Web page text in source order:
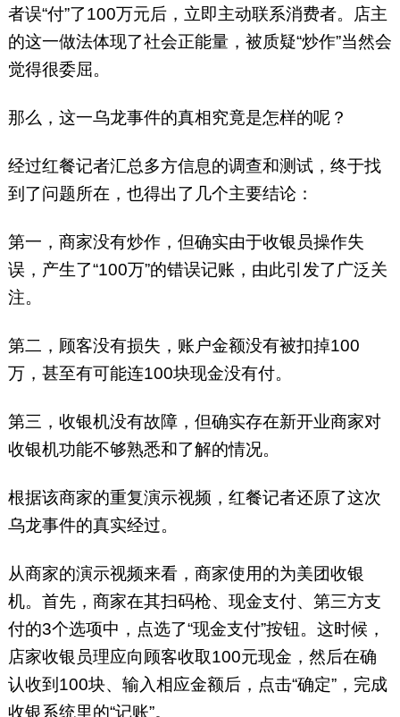
者误“付”了100万元后，立即主动联系消费者。店主
的这一做法体现了社会正能量，被质疑“炒作”当然会
觉得很委屈。
那么，这一乌龙事件的真相究竟是怎样的呢？
经过红餐记者汇总多方信息的调查和测试，终于找
到了问题所在，也得出了几个主要结论：
第一，商家没有炒作，但确实由于收银员操作失
误，产生了“100万”的错误记账，由此引发了广泛关
注。
第二，顾客没有损失，账户金额没有被扣掉100
万，甚至有可能连100块现金没有付。
第三，收银机没有故障，但确实存在新开业商家对
收银机功能不够熟悉和了解的情况。
根据该商家的重复演示视频，红餐记者还原了这次
乌龙事件的真实经过。
从商家的演示视频来看，商家使用的为美团收银
机。首先，商家在其扫码枪、现金支付、第三方支
付的3个选项中，点选了“现金支付”按钮。这时候，
店家收银员理应向顾客收取100元现金，然后在确
认收到100块、输入相应金额后，点击“确定”，完成
收银系统里的“记账”。